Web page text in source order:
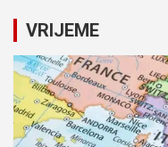
c
h
VRIJEME